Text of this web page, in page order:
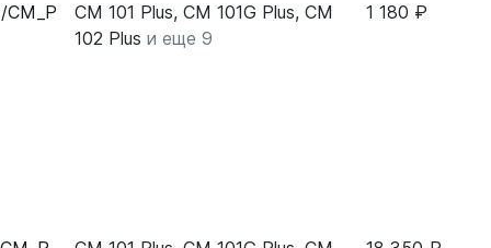
CM_P
CM 101 Plus, CM 101G Plus, CM
102 Plus и еще 9
1 180 ₽